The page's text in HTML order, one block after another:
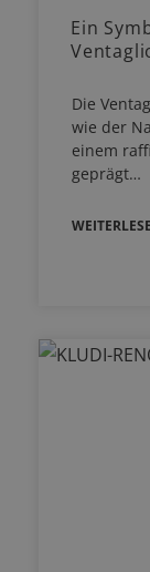
Ein
Die
wie der
einem
geprägt…